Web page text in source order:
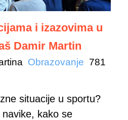
i izazovima u
Damir Martin
Obrazovanje 781
situacije u sportu?
kako se